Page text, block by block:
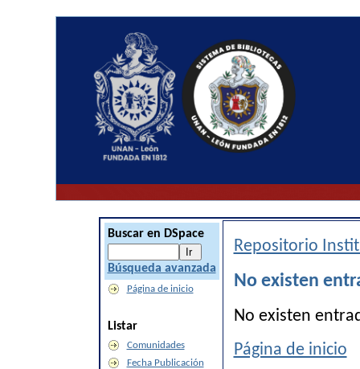
Buscar en DSpace
Búsqueda avanzada
Página de inicio
Listar
Comunidades
Fecha Publicación
Repositorio
No existen
No existen
Página de inicio